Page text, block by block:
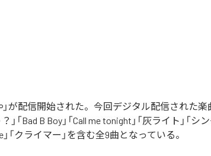
が配信開始された。今回デジタル配信された楽曲
」「Bad B Boy」「Call me tonight」「灰ライト」「シ
」「クライマー」を含む全9曲となっている。